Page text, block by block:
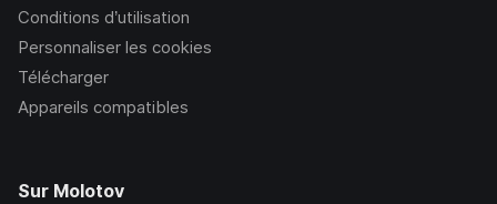
Conditions d’utilisation
Personnaliser les cookies
Télécharger
Appareils compatibles
Sur Molotov